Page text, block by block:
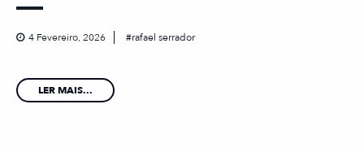
4 Fevereiro, 2026 rafael serrador
LER MAIS...